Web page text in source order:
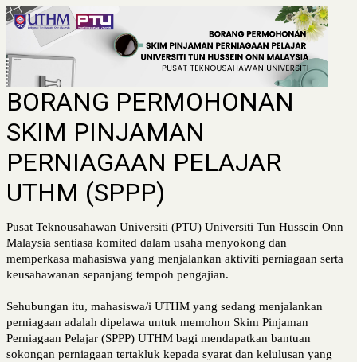
BORANG PERMOHONAN
SKIM PINJAMAN
PERNIAGAAN PELAJAR
UTHM (SPPP)
Pusat Teknousahawan Universiti (PTU) Universiti Tun Hussein Onn
Malaysia sentiasa komited dalam usaha menyokong dan
memperkasa mahasiswa yang menjalankan aktiviti perniagaan serta
keusahawanan sepanjang tempoh pengajian.
Sehubungan itu, mahasiswa/i UTHM yang sedang menjalankan
perniagaan adalah dipelawa untuk memohon Skim Pinjaman
Perniagaan Pelajar (SPPP) UTHM bagi mendapatkan bantuan
sokongan perniagaan tertakluk kepada syarat dan kelulusan yang